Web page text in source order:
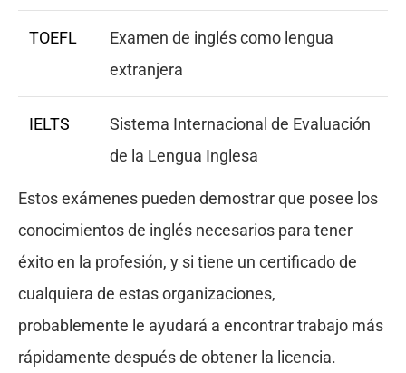
TOEFL
Examen de inglés como lengua
extranjera
IELTS
Sistema Internacional de Evaluación
de la Lengua Inglesa
Estos exámenes pueden demostrar que posee los
conocimientos de inglés necesarios para tener
éxito en la profesión, y si tiene un certificado de
cualquiera de estas organizaciones,
probablemente le ayudará a encontrar trabajo más
rápidamente después de obtener la licencia.